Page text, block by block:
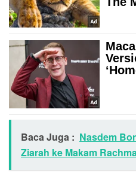
Baca Juga : Nasdem
Ziarah ke Makam